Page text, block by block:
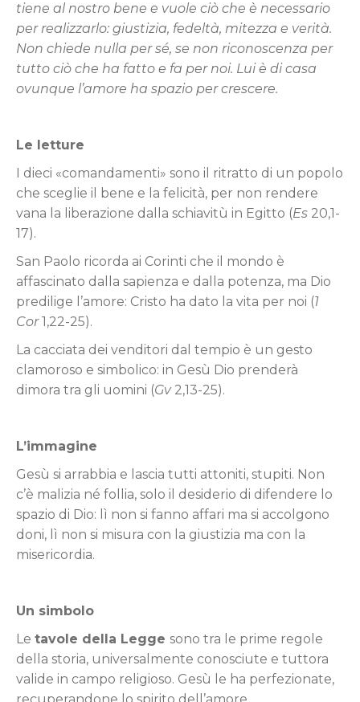
tiene al nostro bene e vuole ciò che è necessario
per realizzarlo: giustizia, fedeltà, mitezza e verità.
Non chiede nulla per sé, se non riconoscenza per
tutto ciò che ha fatto e fa per noi. Lui è di casa
ovunque l’amore ha spazio per crescere.
Le letture
I dieci «comandamenti» sono il ritratto di un popolo
che sceglie il bene e la felicità, per non rendere
vana la liberazione dalla schiavitù in Egitto (Es 20,1-
17).
San Paolo ricorda ai Corinti che il mondo è
affascinato dalla sapienza e dalla potenza, ma Dio
predilige l’amore: Cristo ha dato la vita per noi (1
Cor1,22-25).
La cacciata dei venditori dal tempio è un gesto
clamoroso e simbolico: in Gesù Dio prenderà
dimora tra gli uomini (Gv 2,13-25).
L’immagine
Gesù si arrabbia e lascia tutti attoniti, stupiti. Non
c’è malizia né follia, solo il desiderio di difendere lo
spazio di Dio: lì non si fanno affari ma si accolgono
doni, lì non si misura con la giustizia ma con la
misericordia.
Un simbolo
Le tavole della Legge sono tra le prime regole
della storia, universalmente conosciute e tuttora
valide in campo religioso. Gesù le ha perfezionate,